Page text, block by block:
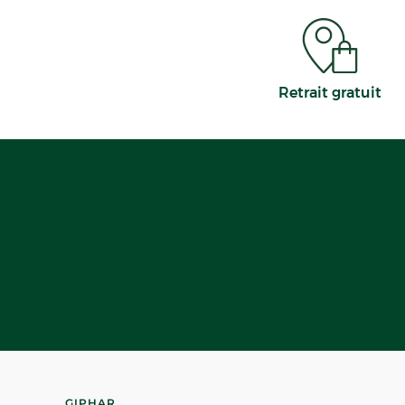
CHOISIR CETTE
8 PLACE DE VERDUN 95880
Retrait gratuit